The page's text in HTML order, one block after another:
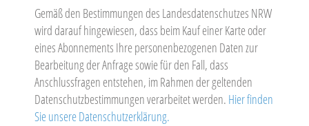
Gemäß den Bestimmungen des Landesdatenschutzes NRW
wird darauf hingewiesen, dass beim Kauf einer Karte oder
eines Abonnements Ihre personenbezogenen Daten zur
Bearbeitung der Anfrage sowie für den Fall, dass
Anschlussfragen entstehen, im Rahmen der geltenden
Datenschutzbestimmungen verarbeitet werden. Hier finden
Sie unsere Datenschutzerklärung.